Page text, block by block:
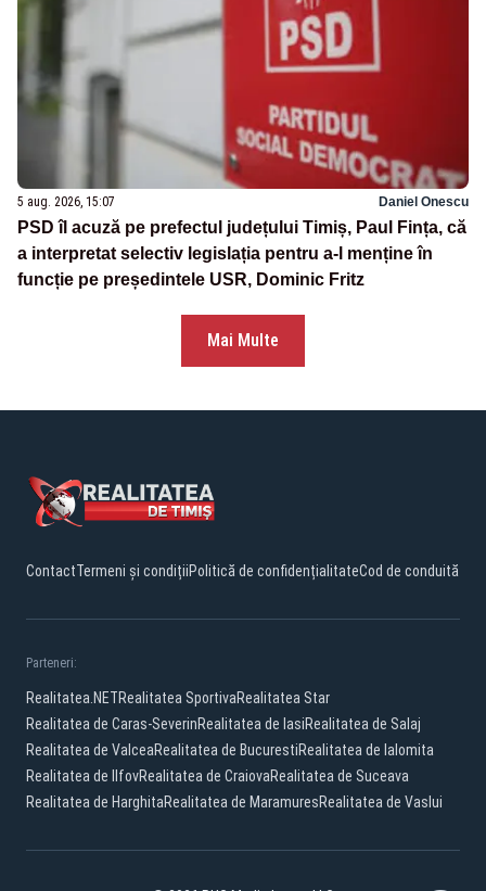
5 aug. 2026, 15:07 Daniel Onescu
PSD îl acuză pe prefectul județului Timiș, Paul Fința, că
a interpretat selectiv legislația pentru a-l menține în
funcție pe președintele USR, Dominic Fritz
Mai Multe
ContactTermeni și condițiiPolitică de confidențialitateCod de conduită
Parteneri:
Realitatea.NETRealitatea SportivaRealitatea Star
Realitatea de Caras-SeverinRealitatea de IasiRealitatea de Salaj
Realitatea de ValceaRealitatea de BucurestiRealitatea de Ialomita
Realitatea de IlfovRealitatea de CraiovaRealitatea de Suceava
Realitatea de HarghitaRealitatea de MaramuresRealitatea de Vaslui